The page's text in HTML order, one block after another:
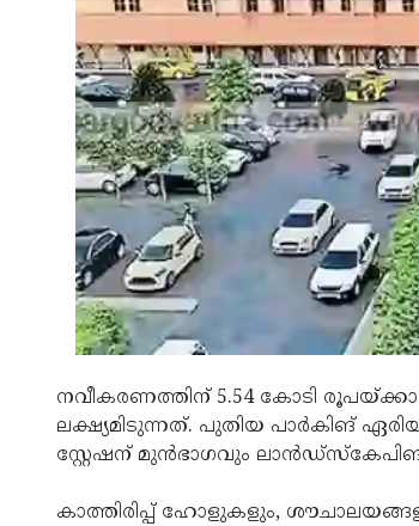
നവീകരണത്തിന് 5.54 കോടി
ലക്ഷ്യമിടുന്നത്. പുതിയ പാര്‍കിങ്
സ്റ്റേഷന് മുന്‍ഭാഗവും
കാത്തിരിപ്പ് ഹോളുകളും,